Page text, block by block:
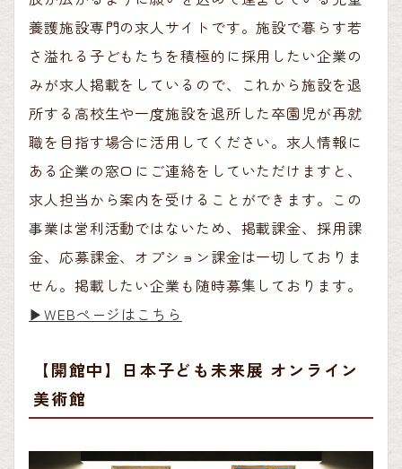
養護施設専門の求人サイトです。施設で暮らす若
さ溢れる子どもたちを積極的に採用したい企業の
みが求人掲載をしているので、これから施設を退
所する高校生や一度施設を退所した卒園児が再就
職を目指す場合に活用してください。求人情報に
ある企業の窓口にご連絡をしていただけますと、
求人担当から案内を受けることができます。この
事業は営利活動ではないため、掲載課金、採用課
金、応募課金、オプション課金は一切しておりま
せん。掲載したい企業も随時募集しております。
▶︎WEBページはこちら
【開館中】日本子ども未来展 オンライン
美術館